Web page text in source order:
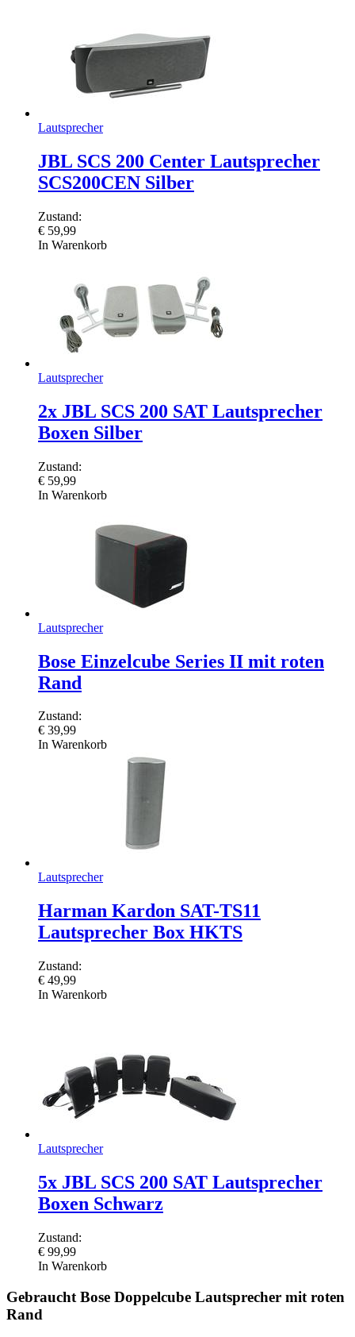
Lautsprecher
JBL SCS 200 Center Lautsprecher
SCS200CEN Silber
Zustand:
€ 59,99
In Warenkorb
Lautsprecher
2x JBL SCS 200 SAT Lautsprecher
Boxen Silber
Zustand:
€ 59,99
In Warenkorb
Lautsprecher
Bose Einzelcube Series II mit roten
Rand
Zustand:
€ 39,99
In Warenkorb
Lautsprecher
Harman Kardon SAT-TS11
Lautsprecher Box HKTS
Zustand:
€ 49,99
In Warenkorb
Lautsprecher
5x JBL SCS 200 SAT Lautsprecher
Boxen Schwarz
Zustand:
€ 99,99
In Warenkorb
Gebraucht Bose Doppelcube Lautsprecher mit roten
Rand